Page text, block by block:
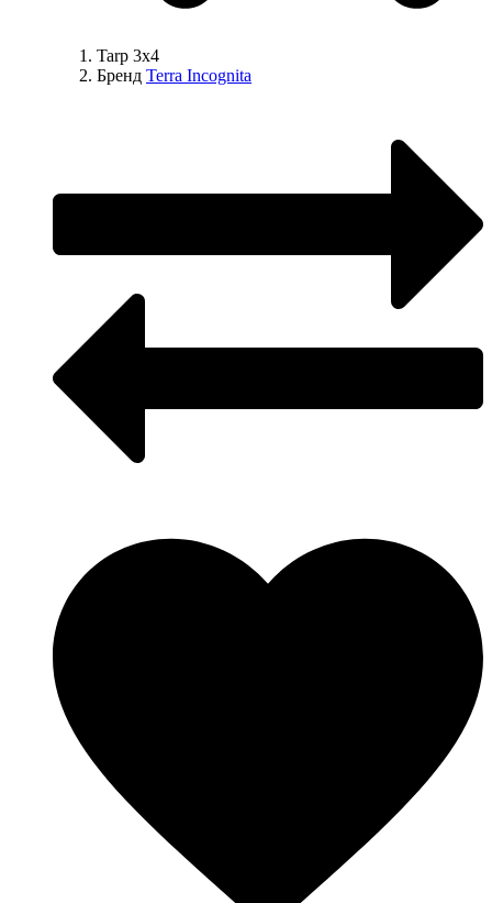
Tarp 3x4
Бренд Terra Incognita